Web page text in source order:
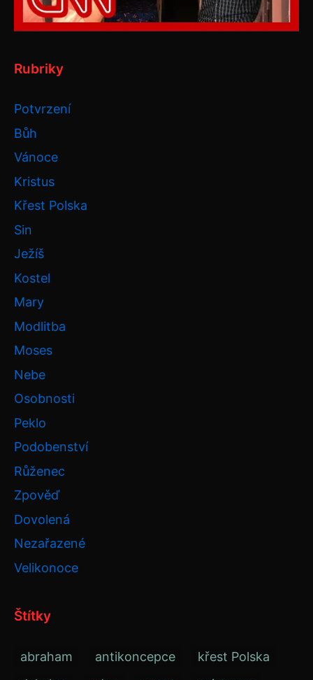
Rubriky
Potvrzení
Bůh
Vánoce
Kristus
Křest Polska
Sin
Ježíš
Kostel
Mary
Modlitba
Moses
Nebe
Osobnosti
Peklo
Podobenství
Růženec
Zpověď
Dovolená
Nezařazené
Velikonoce
Štítky
abraham antikoncepce
křest Polska